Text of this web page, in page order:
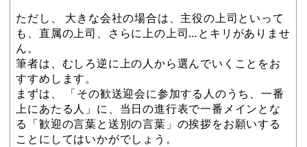
ただし、 大きな会社の場合は、主役の上司といって
も、直属の上司、さらに上の上司…とキリがありませ
ん。
筆者は、むしろ逆に上の人から選んでいくことをお
すすめします。
まずは、 「その歓送迎会に参加する人のうち、一番
上にあたる人」に、当日の進行表で一番メインとな
る「歓迎の言葉と送別の言葉」の挨拶をお願いする
ことにしてはいかがでしょう。